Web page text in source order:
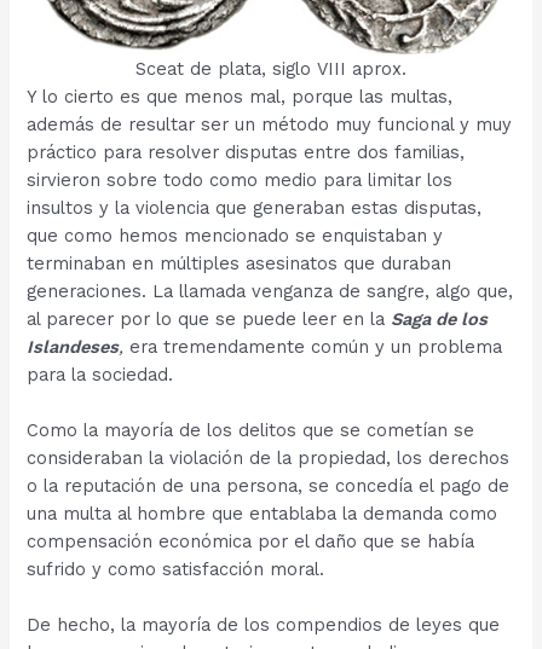
Sceat de plata, siglo VIII aprox.
Y lo cierto es que menos mal, porque las multas,
además de resultar ser un método muy funcional y muy
práctico para resolver disputas entre dos familias,
sirvieron sobre todo como medio para limitar los
insultos y la violencia que generaban estas disputas,
que como hemos mencionado se enquistaban y
terminaban en múltiples asesinatos que duraban
generaciones. La llamada venganza de sangre, algo que,
al parecer por lo que se puede leer en la Saga de los
Islandeses, era tremendamente común y un problema
para la sociedad.
Como la mayoría de los delitos que se cometían se
consideraban la violación de la propiedad, los derechos
o la reputación de una persona, se concedía el pago de
una multa al hombre que entablaba la demanda como
compensación económica por el daño que se había
sufrido y como satisfacción moral.
De hecho, la mayoría de los compendios de leyes que